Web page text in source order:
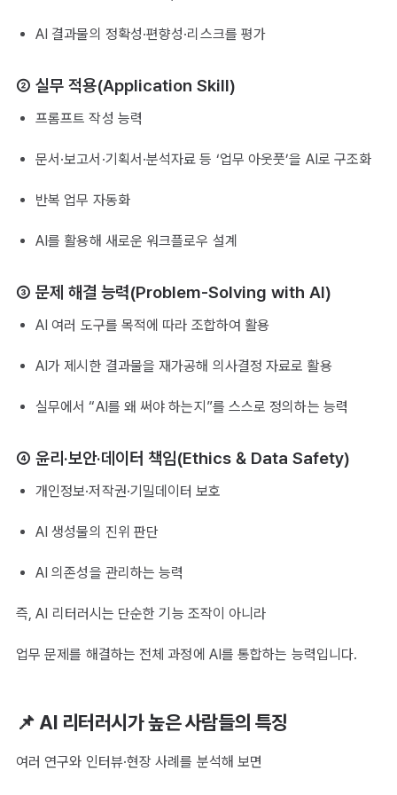
AI 결과물의 정확성·편향성·리스크를 평가
② 실무 적용(Application Skill)
프롬프트 작성 능력
문서·보고서·기획서·분석자료 등 ‘업무 아웃풋’을 AI로 구조화
반복 업무 자동화
AI를 활용해 새로운 워크플로우 설계
③ 문제 해결 능력(Problem-Solving with AI)
AI 여러 도구를 목적에 따라 조합하여 활용
AI가 제시한 결과물을 재가공해 의사결정 자료로 활용
실무에서 “AI를 왜 써야 하는지”를 스스로 정의하는 능력
④ 윤리·보안·데이터 책임(Ethics & Data Safety)
개인정보·저작권·기밀데이터 보호
AI 생성물의 진위 판단
AI 의존성을 관리하는 능력
즉, AI 리터러시는 단순한 기능 조작이 아니라
업무 문제를 해결하는 전체 과정에 AI를 통합하는 능력입니다.
📌 AI 리터러시가 높은 사람들의 특징
여러 연구와 인터뷰·현장 사례를 분석해 보면